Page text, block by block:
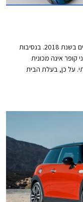
מיני קופר בדור הנוכחי כבר בת 8 ועברה מתיחת פנים בשנת 2018. בנסיבות
קופר אינה מכונית
על כן, בעלת הבית